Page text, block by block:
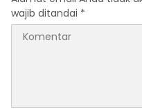
wajib ditandai *